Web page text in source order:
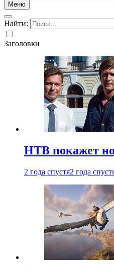
Меню
Найти:
Заголовки
НТВ покажет
2 года спустя2 года